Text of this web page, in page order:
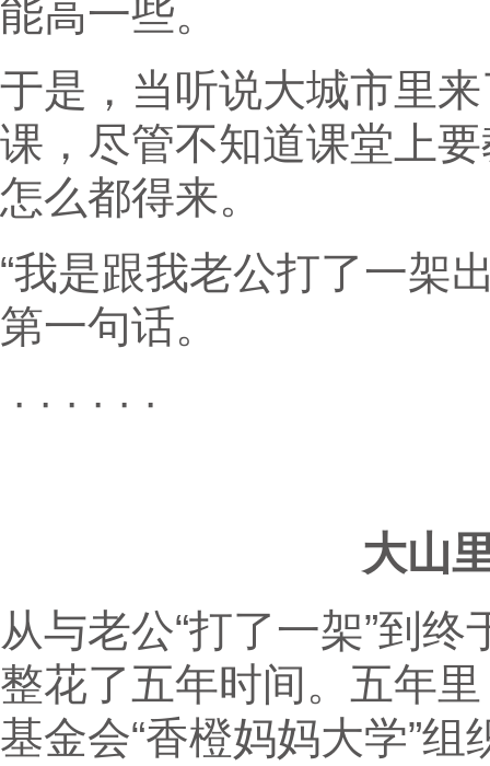
能高一些。
于是，当听说大城市里
课，尽管不知道课堂上
怎么都得来。
“我是跟我老公打了一架
第一句话。
· · · · · ·
大山
从与老公“打了一架”到
整花了五年时间。五年
基金会“香橙妈妈大学”